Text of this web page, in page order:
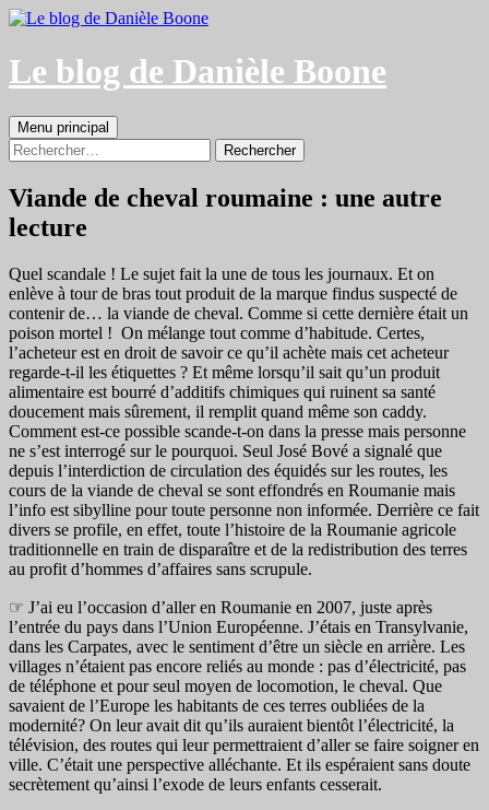
Aller
contenu
Le blog de Danièle Boone
Recherche
Menu principal
Rechercher :
Viande de cheval roumaine : une autre
lecture
Quel scandale ! Le sujet fait la une de tous les journaux. Et on
enlève à tour de bras tout produit de la marque findus suspecté de
contenir de… la viande de cheval. Comme si cette dernière était un
poison mortel ! On mélange tout comme d’habitude. Certes,
l’acheteur est en droit de savoir ce qu’il achète mais cet acheteur
regarde-t-il les étiquettes ? Et même lorsqu’il sait qu’un produit
alimentaire est bourré d’additifs chimiques qui ruinent sa santé
doucement mais sûrement, il remplit quand même son caddy.
Comment est-ce possible scande-t-on dans la presse mais personne
ne s’est interrogé sur le pourquoi. Seul José Bové a signalé que
depuis l’interdiction de circulation des équidés sur les routes, les
cours de la viande de cheval se sont effondrés en Roumanie mais
l’info est sibylline pour toute personne non informée. Derrière ce fait
divers se profile, en effet, toute l’histoire de la Roumanie agricole
traditionnelle en train de disparaître et de la redistribution des terres
au profit d’hommes d’affaires sans scrupule.
☞ J’ai eu l’occasion d’aller en Roumanie en 2007, juste après
l’entrée du pays dans l’Union Européenne. J’étais en Transylvanie,
dans les Carpates, avec le sentiment d’être un siècle en arrière. Les
villages n’étaient pas encore reliés au monde : pas d’électricité, pas
de téléphone et pour seul moyen de locomotion, le cheval. Que
savaient de l’Europe les habitants de ces terres oubliées de la
modernité? On leur avait dit qu’ils auraient bientôt l’électricité, la
télévision, des routes qui leur permettraient d’aller se faire soigner en
ville. C’était une perspective alléchante. Et ils espéraient sans doute
secrètement qu’ainsi l’exode de leurs enfants cesserait.